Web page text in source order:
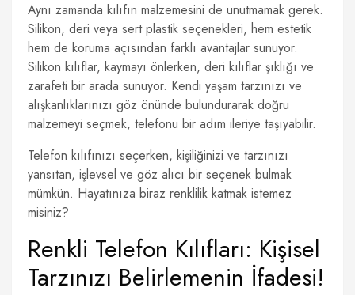
Aynı zamanda kılıfın malzemesini de unutmamak gerek.
Silikon, deri veya sert plastik seçenekleri, hem estetik
hem de koruma açısından farklı avantajlar sunuyor.
Silikon kılıflar, kaymayı önlerken, deri kılıflar şıklığı ve
zarafeti bir arada sunuyor. Kendi yaşam tarzınızı ve
alışkanlıklarınızı göz önünde bulundurarak doğru
malzemeyi seçmek, telefonu bir adım ileriye taşıyabilir.
Telefon kılıfınızı seçerken, kişiliğinizi ve tarzınızı
yansıtan, işlevsel ve göz alıcı bir seçenek bulmak
mümkün. Hayatınıza biraz renklilik katmak istemez
misiniz?
Renkli Telefon Kılıfları: Kişisel
Tarzınızı Belirlemenin İfadesi!